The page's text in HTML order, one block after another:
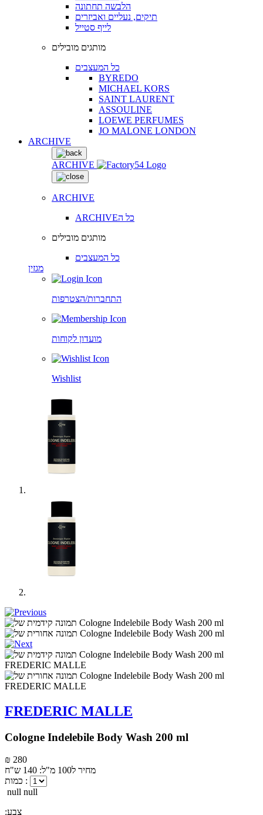
הלבשה תחתונה
תיקים, נעליים ואביזרים
לייף סטייל
מותגים מובילים
כל המעצבים
BYREDO
MICHAEL KORS
SAINT LAURENT
ASSOULINE
LOEWE PERFUMES
JO MALONE LONDON
ARCHIVE
ARCHIVE
ARCHIVE
ARCHIVEכל ה
מותגים מובילים
כל המעצבים
מגזין
התחברות/הצטרפות
מועדון לקוחות
Wishlist
FREDERIC MALLE
Cologne Indelebile Body Wash 200 ml
₪ 280
מחיר ל100 מ"ל: 140 ש"ח
כמות :
null null
:צבע